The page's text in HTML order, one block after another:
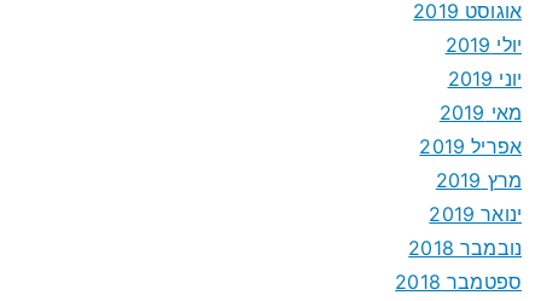
אוגוסט 2019
יולי 2019
יוני 2019
מאי 2019
אפריל 2019
מרץ 2019
ינואר 2019
נובמבר 2018
ספטמבר 2018